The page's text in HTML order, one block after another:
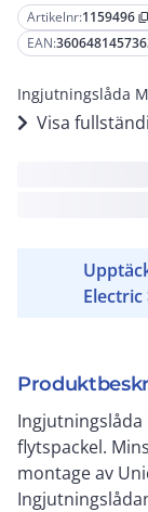
Artikelnr:1159496 content_copy
EAN:
Ingjutningslåda
Visa
Electric
flytspackel.
montage av